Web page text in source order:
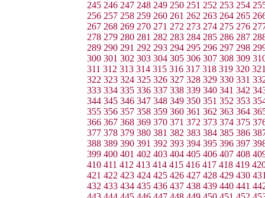
245 246 247 248 249 250 251 252 253 254
256 257 258 259 260 261 262 263 264 265
267 268 269 270 271 272 273 274 275 276
278 279 280 281 282 283 284 285 286 287
289 290 291 292 293 294 295 296 297 298
300 301 302 303 304 305 306 307 308 309
311 312 313 314 315 316 317 318 319 320
322 323 324 325 326 327 328 329 330 331
333 334 335 336 337 338 339 340 341 342
344 345 346 347 348 349 350 351 352 353
355 356 357 358 359 360 361 362 363 364
366 367 368 369 370 371 372 373 374 375
377 378 379 380 381 382 383 384 385 386
388 389 390 391 392 393 394 395 396 397
399 400 401 402 403 404 405 406 407 408
410 411 412 413 414 415 416 417 418 419
421 422 423 424 425 426 427 428 429 430
432 433 434 435 436 437 438 439 440 441